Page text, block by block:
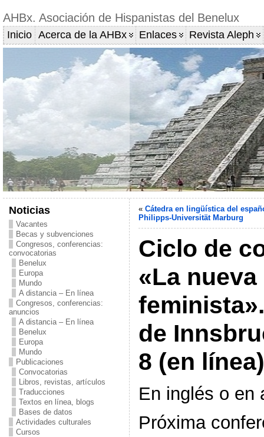
AHBx. Asociación de Hispanistas del Benelux
Inicio Acerca de la AHBx Enlaces Revista Aleph
Noticias
Vacantes
Becas y subvenciones
Congresos, conferencias:
convocatorias
Benelux
Europa
Mundo
A distancia – En línea
Congresos, conferencias:
anuncios
A distancia – En línea
Benelux
Europa
Mundo
Publicaciones
Convocatorias
Libros, revistas, artículos
Traducciones
Textos en línea, blogs
Bases de datos
Actividades culturales
Cursos
« Cátedra en lingüística del
Philipps-Universität Marburg
Ciclo de
«La nueva
de
8 (en línea)
En inglés o en
Próxima